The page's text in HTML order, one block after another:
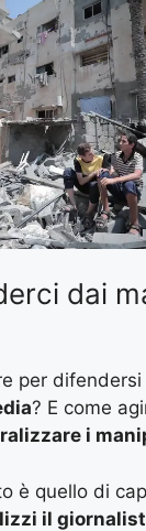
dai
per difendersi
? E come
i
è quello di
il